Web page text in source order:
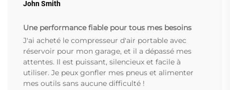
John Smith
Une performance fiable pour tous mes besoins
J'ai acheté le compresseur d'air portable avec
réservoir pour mon garage, et il a dépassé mes
attentes. Il est puissant, silencieux et facile à
utiliser. Je peux gonfler mes pneus et alimenter
mes outils sans aucune difficulté !